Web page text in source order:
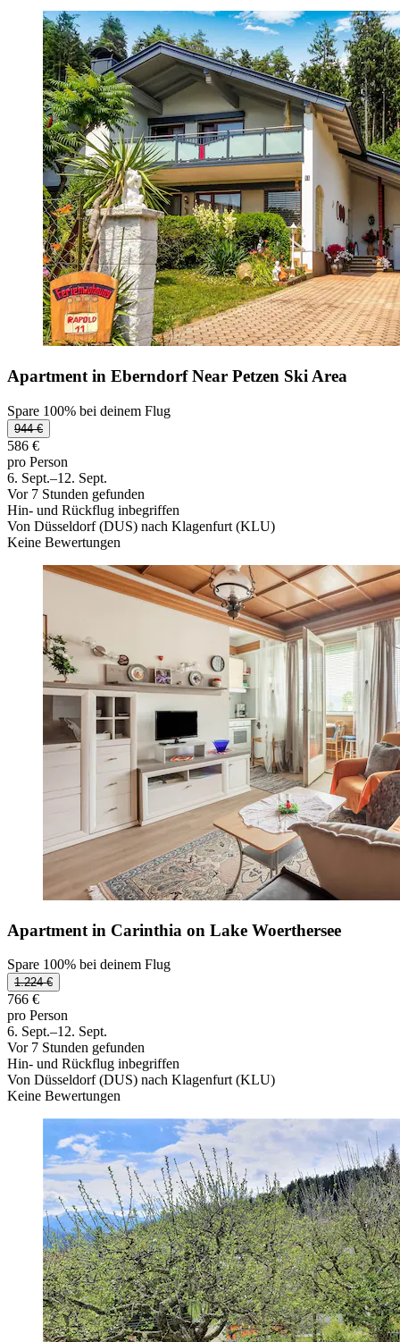
Apartment in Eberndorf Near Petzen Ski Area
Spare 100% bei deinem Flug
944 €
586 €
pro Person
6. Sept.–12. Sept.
Vor 7 Stunden gefunden
Hin- und Rückflug inbegriffen
Von Düsseldorf (DUS) nach Klagenfurt (KLU)
Keine Bewertungen
Apartment in Carinthia on Lake Woerthersee
Spare 100% bei deinem Flug
1.224 €
766 €
pro Person
6. Sept.–12. Sept.
Vor 7 Stunden gefunden
Hin- und Rückflug inbegriffen
Von Düsseldorf (DUS) nach Klagenfurt (KLU)
Keine Bewertungen